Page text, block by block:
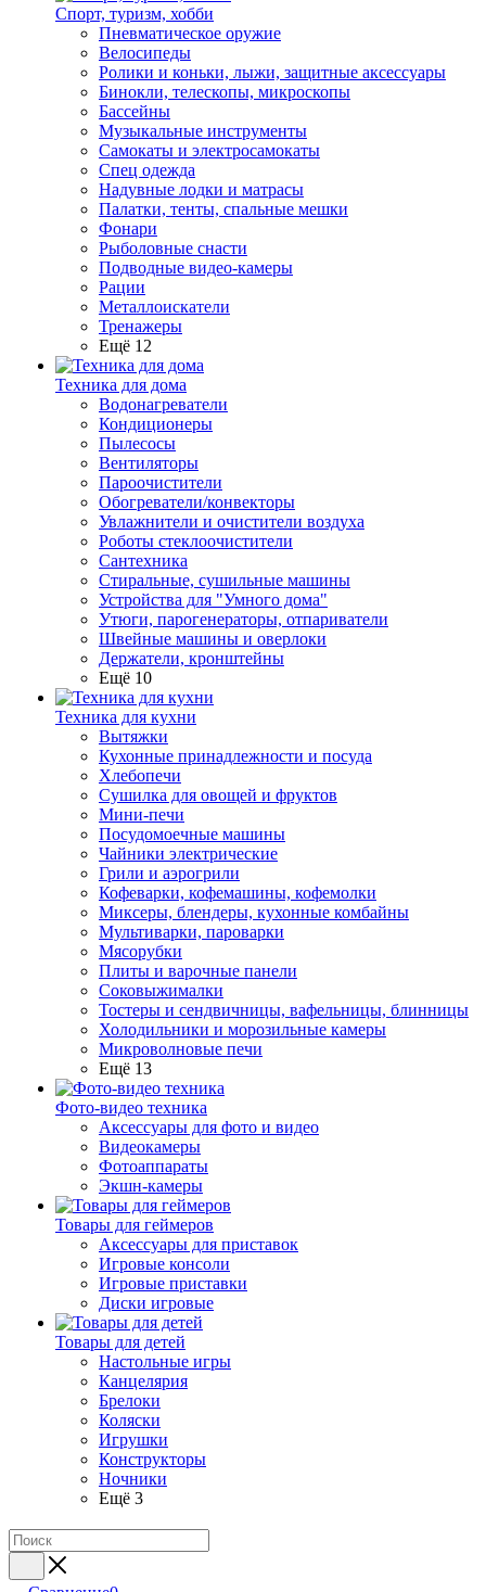
Спорт, туризм, хобби
Пневматическое оружие
Велосипеды
Ролики и коньки, лыжи, защитные аксессуары
Бинокли, телескопы, микроскопы
Бассейны
Музыкальные инструменты
Самокаты и электросамокаты
Спец одежда
Надувные лодки и матрасы
Палатки, тенты, спальные мешки
Фонари
Рыболовные снасти
Подводные видео-камеры
Рации
Металлоискатели
Тренажеры
Ещё 12
Техника для дома
Водонагреватели
Кондиционеры
Пылесосы
Вентиляторы
Пароочистители
Обогреватели/конвекторы
Увлажнители и очистители воздуха
Роботы стеклоочистители
Сантехника
Стиральные, сушильные машины
Устройства для "Умного дома"
Утюги, парогенераторы, отпариватели
Швейные машины и оверлоки
Держатели, кронштейны
Ещё 10
Техника для кухни
Вытяжки
Кухонные принадлежности и посуда
Хлебопечи
Сушилка для овощей и фруктов
Мини-печи
Посудомоечные машины
Чайники электрические
Грили и аэрогрили
Кофеварки, кофемашины, кофемолки
Миксеры, блендеры, кухонные комбайны
Мультиварки, пароварки
Мясорубки
Плиты и варочные панели
Соковыжималки
Тостеры и сендвичницы, вафельницы, блинницы
Холодильники и морозильные камеры
Микроволновые печи
Ещё 13
Фото-видео техника
Аксессуары для фото и видео
Видеокамеры
Фотоаппараты
Экшн-камеры
Товары для геймеров
Аксессуары для приставок
Игровые консоли
Игровые приставки
Диски игровые
Товары для детей
Настольные игры
Канцелярия
Брелоки
Коляски
Игрушки
Конструкторы
Ночники
Ещё 3